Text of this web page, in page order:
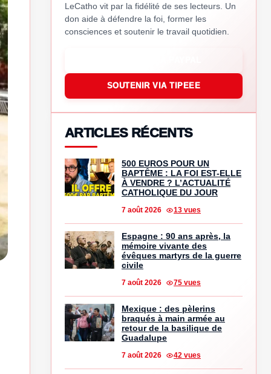
LeCatho vit par la fidélité de ses lecteurs. Un
don aide à défendre la foi, former les
consciences et soutenir le travail quotidien.
SOUTENIR VIA TIPEEE
ARTICLES RÉCENTS
500 EUROS POUR UN
BAPTÊME : LA FOI EST-ELLE
À VENDRE ? L’ACTUALITÉ
CATHOLIQUE DU JOUR
7 août 2026 13 vues
Espagne : 90 ans après, la
mémoire vivante des
évêques martyrs de la guerre
civile
7 août 2026 75 vues
Mexique : des pèlerins
braqués à main armée au
retour de la basilique de
Guadalupe
7 août 2026 42 vues